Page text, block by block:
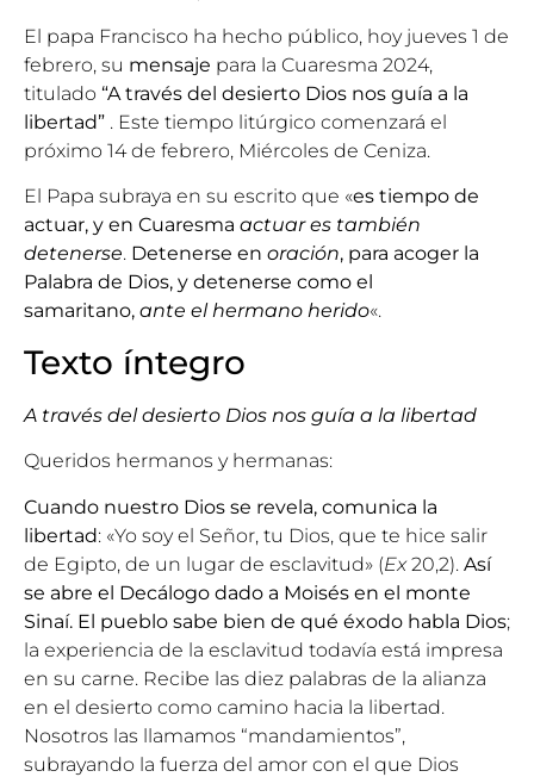
El papa Francisco ha hecho público, hoy jueves 1 de
febrero, su mensaje para la Cuaresma 2024,
titulado “A través del desierto Dios nos guía a la
libertad” . Este tiempo litúrgico comenzará el
próximo 14 de febrero, Miércoles de Ceniza.
El Papa subraya en su escrito que «es tiempo de
actuar, y en Cuaresma actuar es también
detenerse. Detenerse en oración, para acoger la
Palabra de Dios, y detenerse como el
samaritano, ante el hermano herido«.
Texto íntegro
A través del desierto Dios nos guía a la libertad
Queridos hermanos y hermanas:
Cuando nuestro Dios se revela, comunica la
libertad: «Yo soy el Señor, tu Dios, que te hice salir
de Egipto, de un lugar de esclavitud» (Ex20,2). Así
se abre el Decálogo dado a Moisés en el monte
Sinaí. El pueblo sabe bien de qué éxodo habla Dios;
la experiencia de la esclavitud todavía está impresa
en su carne. Recibe las diez palabras de la alianza
en el desierto como camino hacia la libertad.
Nosotros las llamamos “mandamientos”,
subrayando la fuerza del amor con el que Dios